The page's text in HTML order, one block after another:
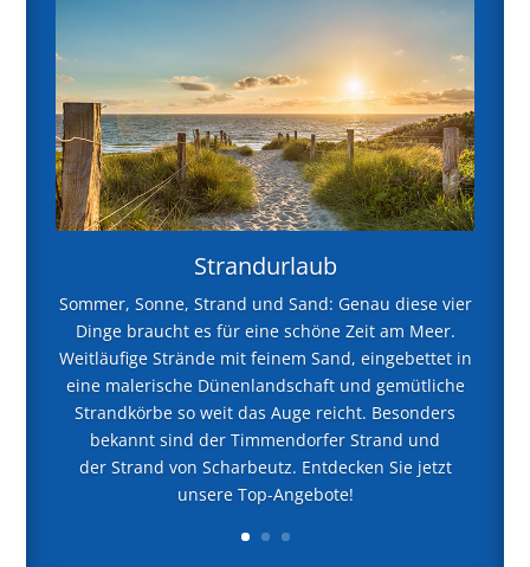
Strandurlaub
Sommer, Sonne, Strand und Sand: Genau diese vier
Dinge braucht es für eine schöne Zeit am Meer.
Weitläufige Strände mit feinem Sand, eingebettet in
eine malerische Dünenlandschaft und gemütliche
Strandkörbe so weit das Auge reicht. Besonders
bekannt sind der Timmendorfer Strand und
der Strand von Scharbeutz. Entdecken Sie jetzt
unsere Top-Angebote!